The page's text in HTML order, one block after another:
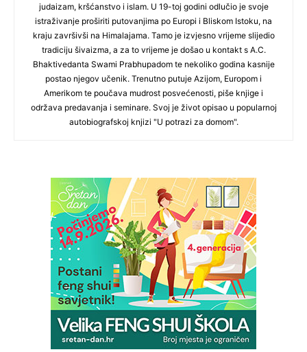
judaizam, kršćanstvo i islam. U 19-toj godini odlučio je svoje
istraživanje proširiti putovanjima po Europi i Bliskom Istoku, na
kraju završivši na Himalajama. Tamo je izvjesno vrijeme slijedio
tradiciju šivaizma, a za to vrijeme je došao u kontakt s A.C.
Bhaktivedanta Swami Prabhupadom te nekoliko godina kasnije
postao njegov učenik. Trenutno putuje Azijom, Europom i
Amerikom te poučava mudrost posvećenosti, piše knjige i
održava predavanja i seminare. Svoj je život opisao u popularnoj
autobiografskoj knjizi "U potrazi za domom".